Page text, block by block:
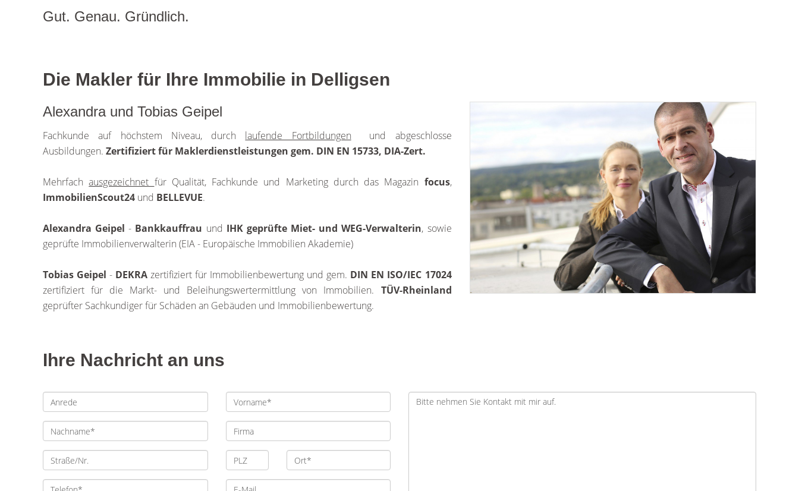
Gut. Genau. Gründlich.
Die Makler für Ihre Immobilie in Delligsen
Alexandra und Tobias Geipel
Fachkunde auf höchstem Niveau, durch laufende Fortbildungen und abgeschlosse
Ausbildungen. Zertifiziert für Maklerdienstleistungen gem. DIN EN 15733, DIA-Zert.
Mehrfachausgezeichnet für Qualität, Fachkunde und Marketing durch das Magazin focus,
ImmobilienScout24 und BELLEVUE.
Alexandra Geipel - Bankkauffrau und IHK geprüfte Miet- und WEG-Verwalterin, sowie
geprüfte Immobilienverwalterin (EIA - Europäische Immobilien Akademie)
Tobias Geipel - DEKRAzertifiziert für Immobilienbewertung und gem. DIN EN ISO/IEC 17024
zertifiziert für die Markt- und Beleihungswertermittlung von Immobilien. TÜV-Rheinland
geprüfter Sachkundiger für Schäden an Gebäuden und Immobilienbewertung.
Ihre Nachricht an uns